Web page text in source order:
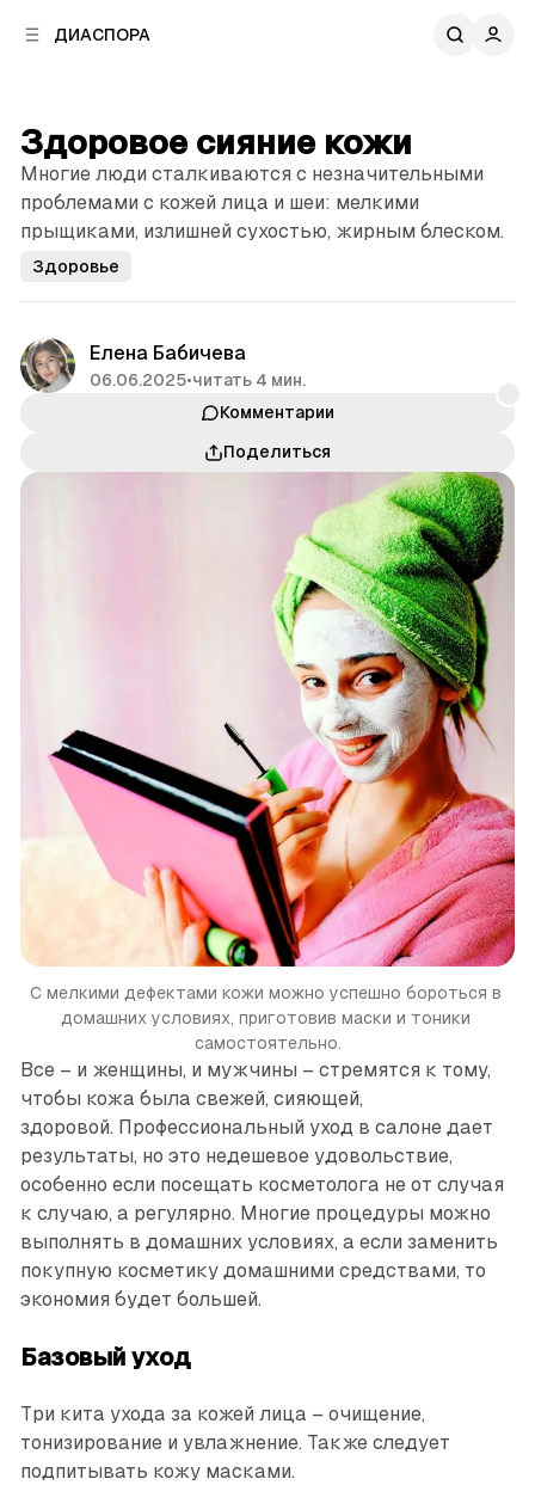
ДИАСПОРА
Здоровое сияние кожи
Многие люди сталкиваются с незначительными
проблемами с кожей лица и шеи: мелкими
прыщиками, излишней сухостью, жирным блеском.
Здоровье
Елена Бабичева
06.06.2025•читать 4 мин.
Комментарии
Поделиться
С мелкими дефектами кожи можно успешно бороться в
домашних условиях, приготовив маски и тоники
самостоятельно.
Все – и женщины, и мужчины – стремятся к тому,
чтобы кожа была свежей, сияющей,
здоровой. Профессиональный уход в салоне дает
результаты, но это недешевое удовольствие,
особенно если посещать косметолога не от случая
к случаю, а регулярно. Многие процедуры можно
выполнять в домашних условиях, а если заменить
покупную косметику домашними средствами, то
экономия будет большей.
Базовый уход
Три кита ухода за кожей лица – очищение,
тонизирование и увлажнение. Также следует
подпитывать кожу масками.